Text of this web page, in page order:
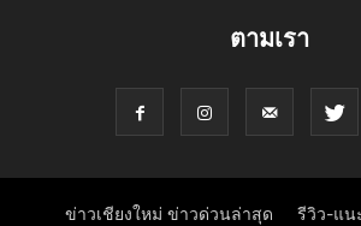
ตามเรา
ข่าวเชียงใหม่ ข่าวด่วนล่าสุด รีวิว-แน